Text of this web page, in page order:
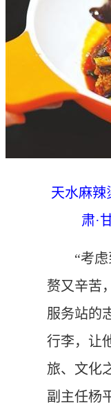
天水麻辣
肃·
“考虑
赘又辛苦
服务站的
行李，让
旅、文化
副主任杨